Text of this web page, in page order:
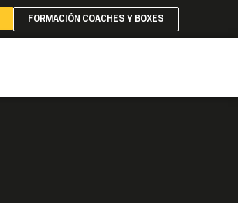
FORMACIÓN COACHES Y BOXES